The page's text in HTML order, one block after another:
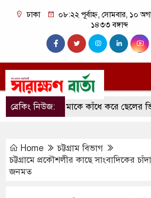
ঢাকা
০৮:২২ পূর্বাহ্ন, সোমবার, ১০
১৪৩৩ বঙ্গাব্দ
ব্রেকিং নিউজ:মাকে কাঁধে করে ছেলের
Home
চট্টগ্রাম বিভাগ
চট্টগ্রামে প্রকৌশলীর কাছে সাংবাদিকের
জনমত